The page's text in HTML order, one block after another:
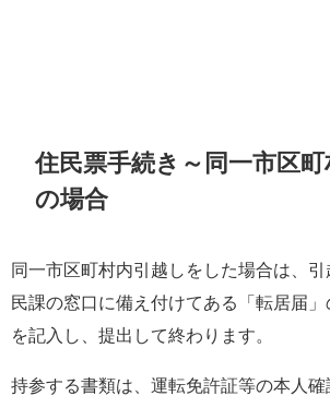
住民票手続き～同一市区町
の場合
同一市区町村内引越しをした場合は、
民課の窓口に備え付けてある「転居届
を記入し、提出して終わります。
持参する書類は、運転免許証等の本人